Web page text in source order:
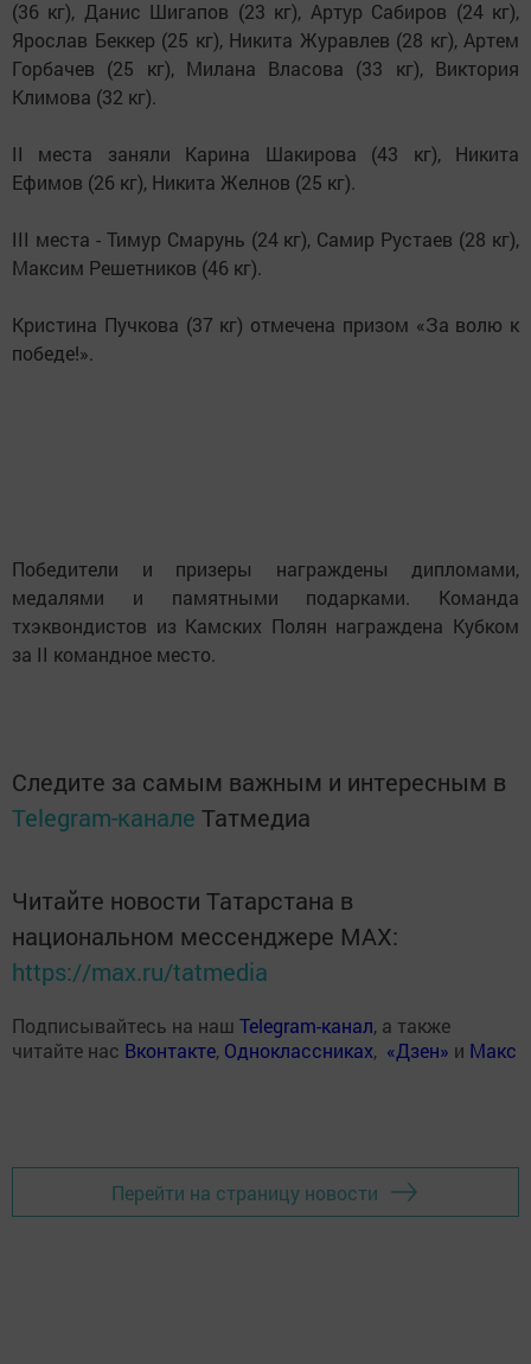
(36 кг), Данис Шигапов (23 кг), Артур Сабиров (24 кг),
Ярослав Беккер (25 кг), Никита Журавлев (28 кг), Артем
Горбачев (25 кг), Милана Власова (33 кг), Виктория
Климова (32 кг).
II места заняли Карина Шакирова (43 кг), Никита
Ефимов (26 кг), Никита Желнов (25 кг).
III места - Тимур Смарунь (24 кг), Самир Рустаев (28 кг),
Максим Решетников (46 кг).
Кристина Пучкова (37 кг) отмечена призом «За волю к
победе!».
Победители и призеры награждены дипломами,
медалями и памятными подарками. Команда
тхэквондистов из Камских Полян награждена Кубком
за II командное место.
Следите за самым важным и интересным в
Telegram-канале Татмедиа
Читайте новости Татарстана в
национальном мессенджере MАХ:
https://max.ru/tatmedia
Подписывайтесь на наш Telegram-канал, а также
читайте нас Вконтакте, Одноклассниках, «Дзен» и Макс
Перейти на страницу новости